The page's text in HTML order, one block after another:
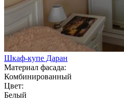
Шкаф-купе Даран
Материал фасада:
Комбинированный
Цвет:
Белый